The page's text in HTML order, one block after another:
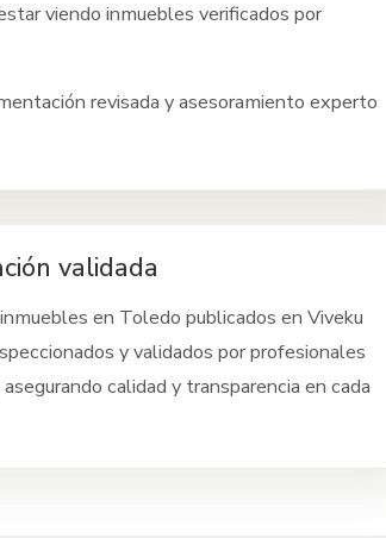
viendo inmuebles verificados por
revisada y asesoramiento experto
validada
en Toledo publicados en Viveku
y validados por profesionales
calidad y transparencia en cada